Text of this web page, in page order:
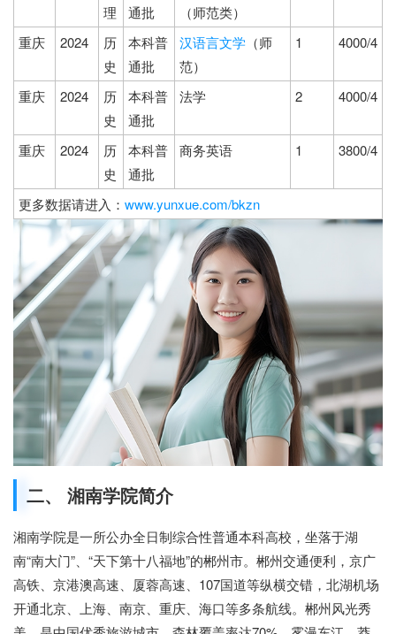
理
通批
（师范类）
重庆 2024
历
史
本科普
通批
汉语言文学 （师
范）
1 4000/4
重庆 2024
历
史
本科普
通批
法学 2 4000/4
重庆 2024
历
史
本科普
通批
商务英语 1 3800/4
更多数据请进入： www.yunxue.com/bkzn
二、 湘南学院简介
湘南学院是一所公办全日制综合性普通本科高校，坐落于湖
南“南大门”、“天下第十八福地”的郴州市。郴州交通便利，京广
高铁、京港澳高速、厦蓉高速、107国道等纵横交错，北湖机场
开通北京、上海、南京、重庆、海口等多条航线。郴州风光秀